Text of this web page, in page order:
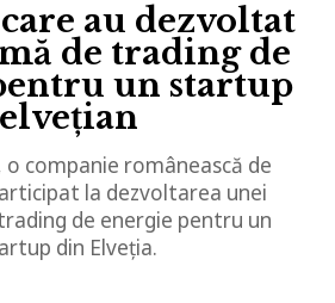
au dezvoltat
de trading de
un startup
elvețian
o companie românească de
la dezvoltarea unei
de energie pentru un
din Elveția.